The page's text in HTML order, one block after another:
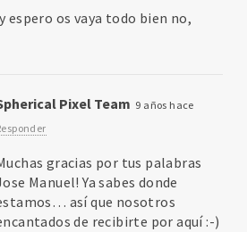
espero os vaya todo bien no,
Pixel Team 9 años hace
gracias por tus palabras
Manuel! Ya sabes donde
así que nosotros
de recibirte por aquí :-)